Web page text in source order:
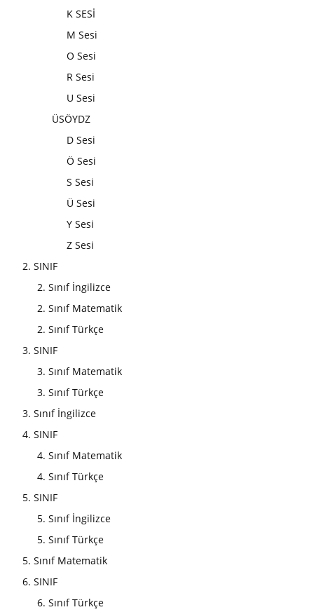
K SESİ
M Sesi
O Sesi
R Sesi
U Sesi
ÜSÖYDZ
D Sesi
Ö Sesi
S Sesi
Ü Sesi
Y Sesi
Z Sesi
2. SINIF
2. Sınıf İngilizce
2. Sınıf Matematik
2. Sınıf Türkçe
3. SINIF
3. Sınıf Matematik
3. Sınıf Türkçe
3. Sınıf İngilizce
4. SINIF
4. Sınıf Matematik
4. Sınıf Türkçe
5. SINIF
5. Sınıf İngilizce
5. Sınıf Türkçe
5. Sınıf Matematik
6. SINIF
6. Sınıf Türkçe